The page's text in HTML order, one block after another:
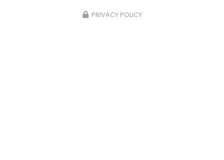
PRIVACY POLICY